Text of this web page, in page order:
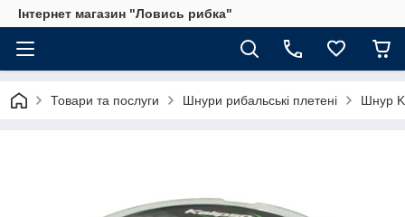
Інтернет магазин "Ловись рибка"
Товари та послуги Шнури рибальські плетені Шнур